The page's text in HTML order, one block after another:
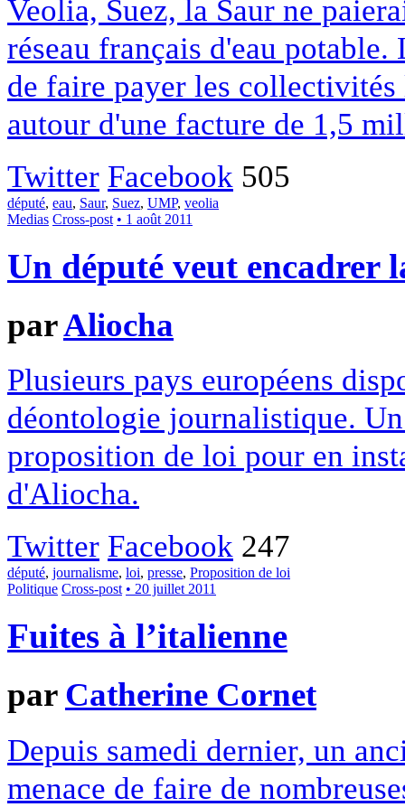
Veolia, Suez, la Saur ne
réseau français d'eau
de faire payer les collectivités
autour d'une facture de 1,5
Twitter Facebook 505
député, eau, Saur, Suez, UMP, veolia
Medias Cross-post • 1 août 2011
Un député veut encadrer
parAliocha
Plusieurs pays européens
déontologie journalistique.
proposition de loi pour en
d'Aliocha.
Twitter Facebook 247
député, journalisme, loi, presse, Proposition de loi
Politique Cross-post • 20 juillet 2011
Fuites à l’italienne
par Catherine Cornet
Depuis samedi dernier, un
menace de faire de